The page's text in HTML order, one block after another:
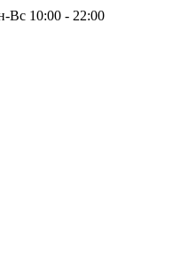
волос
окрашивание волос
Вс 10:00 - 22:00